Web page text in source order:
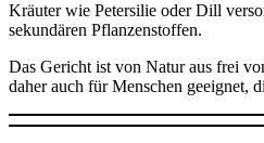
Kräuter wie Petersilie oder Dill
sekundären Pflanzenstoffen.
Das Gericht ist von Natur aus frei
daher auch für Menschen geeignet,